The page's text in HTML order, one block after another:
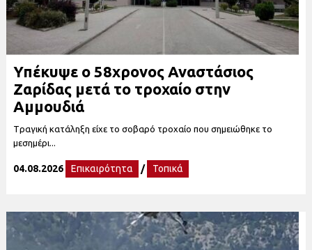
Υπέκυψε ο 58χρονος Αναστάσιος
Ζαρίδας μετά το τροχαίο στην
Αμμουδιά
Tραγική κατάληξη είχε το σοβαρό τροχαίο που σημειώθηκε το
μεσημέρι...
04.08.2026 Επικαιρότητα / Τοπικά